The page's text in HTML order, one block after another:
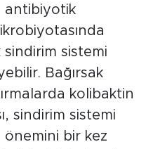
antibiyotik
sistemi
Bağırsak
kolibaktin
sindirim sistemi
önemini bir kez